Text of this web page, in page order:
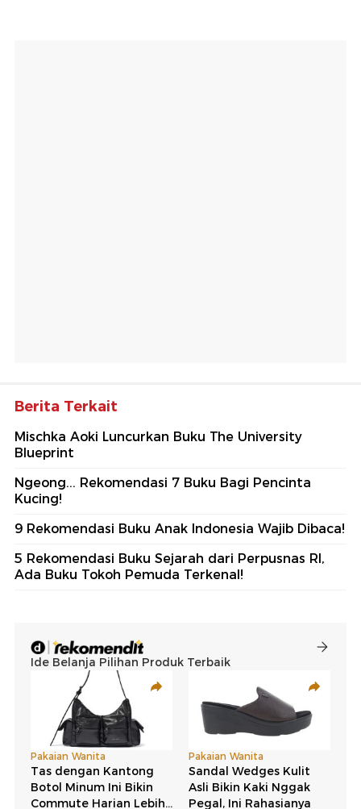
Berita Terkait
Mischka Aoki Luncurkan Buku The University
Blueprint
Ngeong... Rekomendasi 7 Buku Bagi Pencinta
Kucing!
9 Rekomendasi Buku Anak Indonesia Wajib Dibaca!
5 Rekomendasi Buku Sejarah dari Perpusnas RI,
Ada Buku Tokoh Pemuda Terkenal!